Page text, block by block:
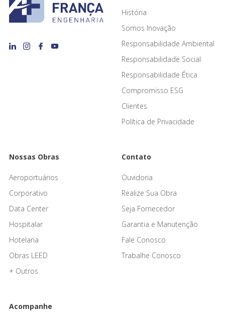
História
Somos Inovação
Responsabilidade Ambiental
Responsabilidade Social
Responsabilidade Ética
Compromisso ESG
Clientes
Política de Privacidade
Nossas Obras
Aeroportuários
Corporativo
Data Center
Hospitalar
Hotelaria
Obras LEED
+ Outros
Contato
Ouvidoria
Realize Sua Obra
Seja Fornecedor
Garantia e Manutenção
Fale Conosco
Trabalhe Conosco
Acompanhe